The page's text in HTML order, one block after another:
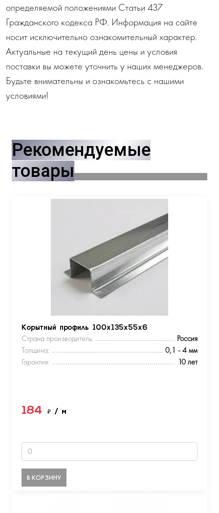
определяемой положениями Статьи 437
Гражданского кодекса РФ. Информация на сайте
носит исключительно ознакомительный характер.
Актуальные на текущий день цены и условия
поставки вы можете уточнить у наших менеджеров.
Будьте внимательны и ознакомьтесь с нашими
условиями!
Рекомендуемые
товары
Корытный профиль 100х135х55х6
Страна производитель:
Россия
Толщина:
0,1 - 4 мм
Гарантия:
10 лет
184 ₽ / м
В КОРЗИНУ